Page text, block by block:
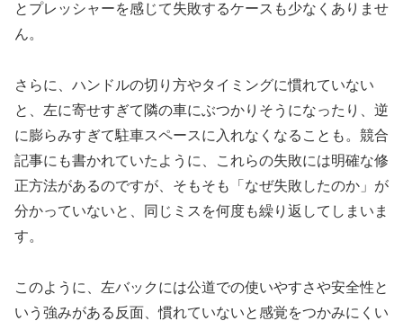
とプレッシャーを感じて失敗するケースも少なくありませ
ん。
さらに、ハンドルの切り方やタイミングに慣れていない
と、左に寄せすぎて隣の車にぶつかりそうになったり、逆
に膨らみすぎて駐車スペースに入れなくなることも。競合
記事にも書かれていたように、これらの失敗には明確な修
正方法があるのですが、そもそも「なぜ失敗したのか」が
分かっていないと、同じミスを何度も繰り返してしまいま
す。
このように、左バックには公道での使いやすさや安全性と
いう強みがある反面、慣れていないと感覚をつかみにくい